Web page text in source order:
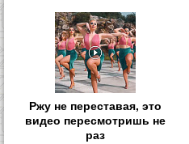
Ржу не переставая, это
видео пересмотришь не
раз